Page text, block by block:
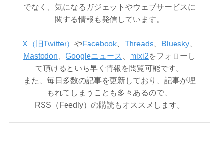
でなく、気になるガジェットやウェブサービスに
関する情報も発信しています。
X（旧Twitter） やFacebook、 Threads、 Bluesky、
Mastodon
Googleニュース mixi2をフォローし
て頂けるといち早く情報を閲覧可能です。
また、毎日多数の記事を更新しており、記事が埋
もれてしまうことも多々あるので、
RSS（Feedly）の購読もオススメします。